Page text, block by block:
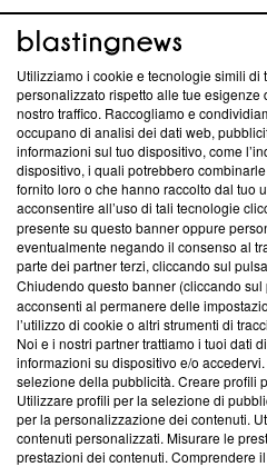
ABOUT LINEA
Questa sezione offre
News, sui nostri processi
creare news di qualità. Inoltre,
‘Trust Project - News with
ancora membro del programma,
parte; Trust Project non ha
conformità agli standard.
Su di noi
Team editoriale
Corporate
Redazione
Informativa Privacy
Utilizziamo i cookie e tecnologie simili di
personalizzato rispetto alle tue
nostro traffico. Raccogliamo e
occupano di analisi dei dati web,
informazioni sul tuo dispositivo, come
dispositivo, i quali potrebbero
fornito loro o che hanno raccolto dal tuo
acconsentire all’uso di tali tecnologie
presente su questo banner oppure
eventualmente negando il consenso al
parte dei partner terzi, cliccando sul
Chiudendo questo banner (cliccando sul
acconsenti al permanere delle
l’utilizzo di cookie o altri strumenti di
Noi e i nostri partner trattiamo i tuoi dati
informazioni su dispositivo e/o
selezione della pubblicità. Creare profili
Utilizzare profili per la selezione di
per la personalizzazione dei contenuti.
contenuti personalizzati. Misurare le
prestazioni dei contenuti. Comprendere